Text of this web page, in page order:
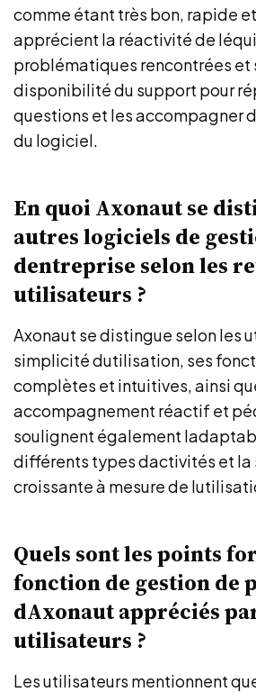
comme étant très bon, rapide
apprécient la réactivité de
problématiques rencontrées et
disponibilité du support pour
questions et les accompagner
du logiciel.
En quoi Axonaut se
autres logiciels de
dentreprise selon les
utilisateurs ?
Axonaut se distingue selon les
simplicité dutilisation, ses
complètes et intuitives, ainsi
accompagnement réactif et
soulignent également
différents types dactivités et
croissante à mesure de
Quels sont les points
fonction de gestion de
dAxonaut appréciés
utilisateurs ?
Les utilisateurs mentionnent